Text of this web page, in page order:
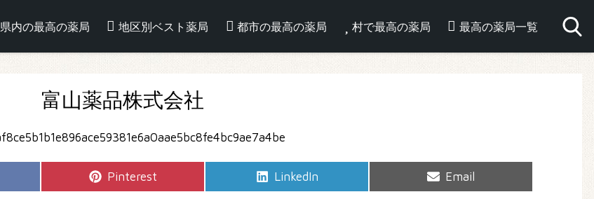
県内の最高の薬局 地区別ベスト薬局 都市の最高の薬局 村で最高の薬局 最高の薬局一覧
富山薬品株式会社
Share
Pinterest
Share
LinkedIn
Share
Email